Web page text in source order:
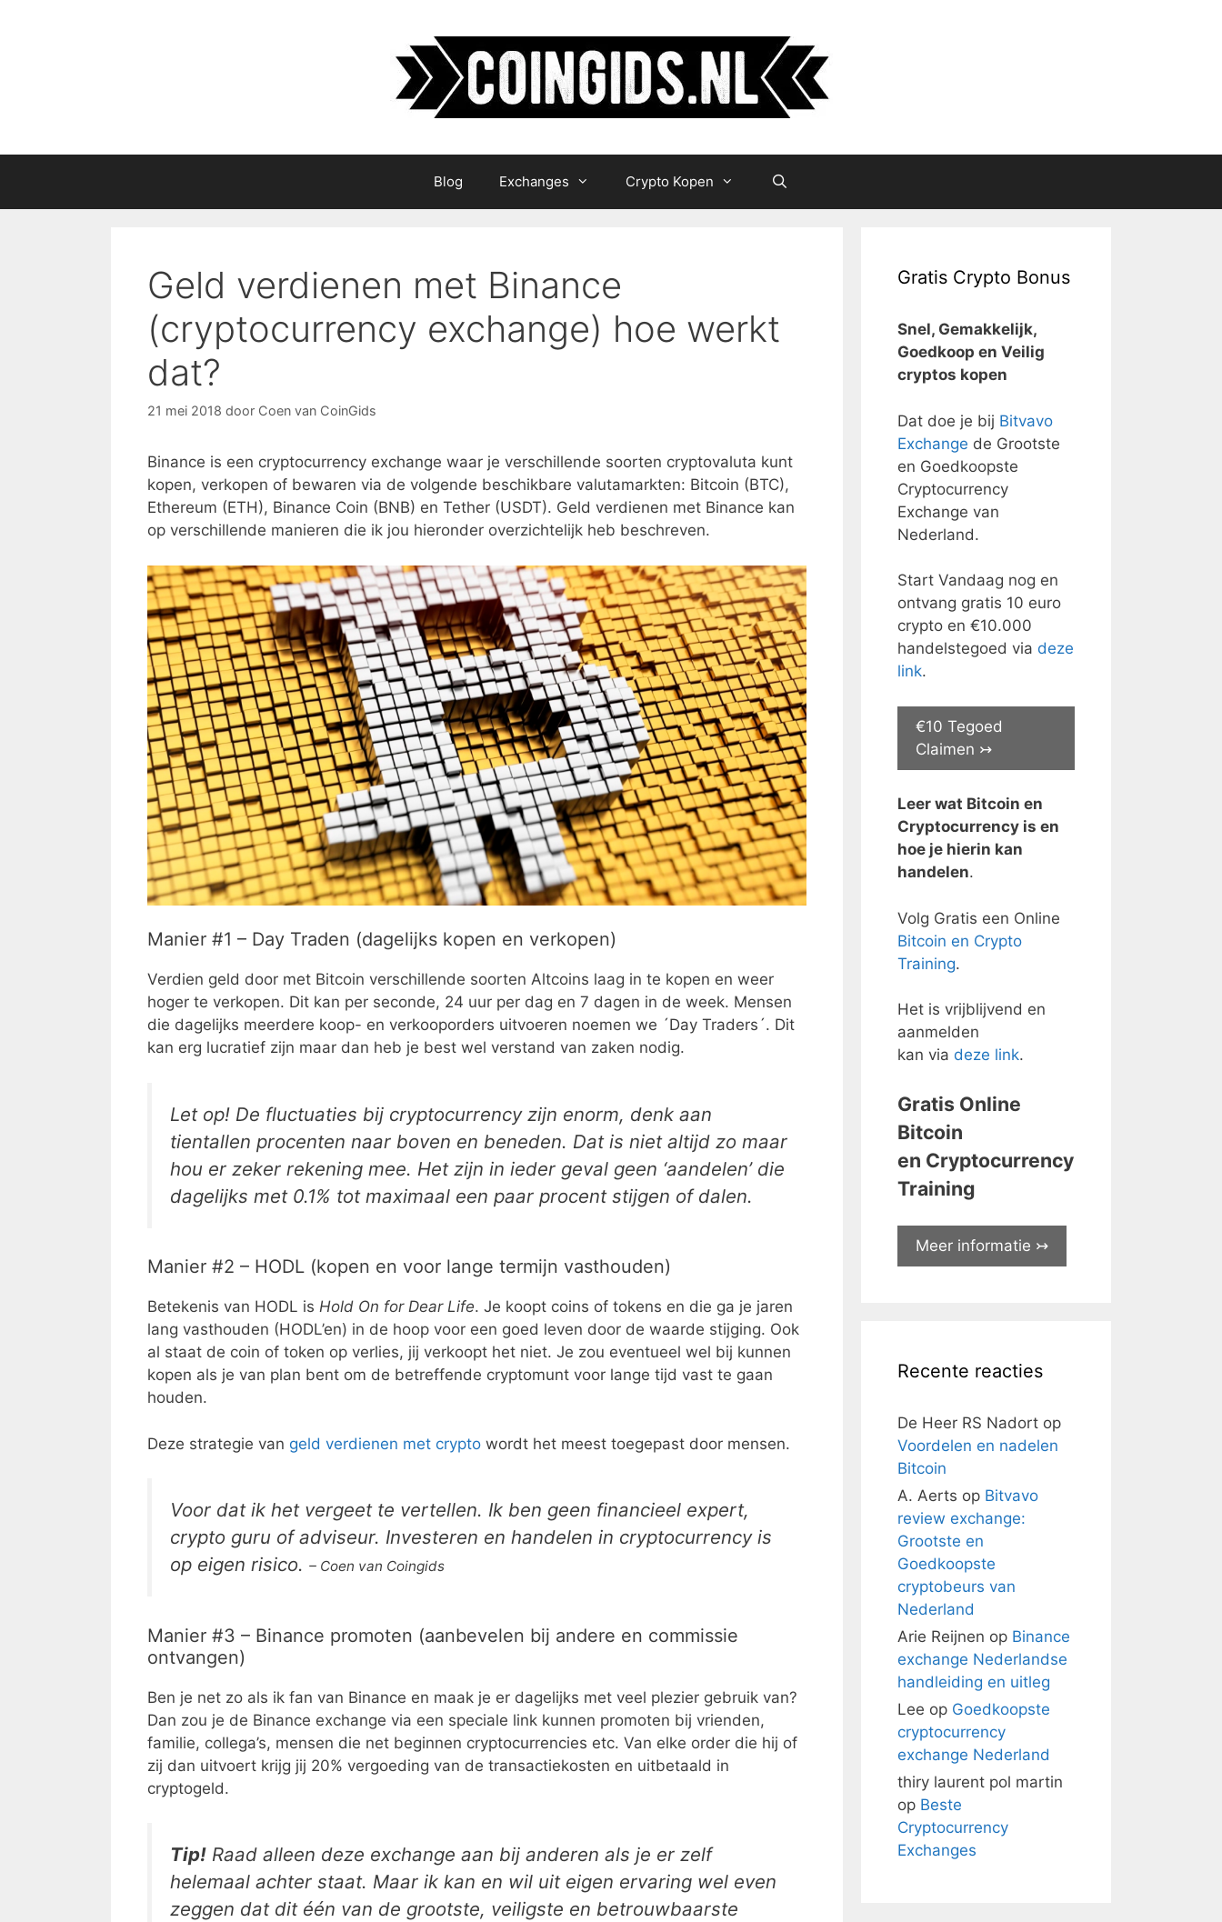
Blog Exchanges Crypto Kopen
Geld verdienen met Binance
(cryptocurrency exchange) hoe werkt
dat?
21 mei 2018 door Coen van CoinGids
Binance is een cryptocurrency exchange waar je verschillende soorten cryptovaluta kunt
kopen, verkopen of bewaren via de volgende beschikbare valutamarkten: Bitcoin (BTC),
Ethereum (ETH), Binance Coin (BNB) en Tether (USDT). Geld verdienen met Binance kan
op verschillende manieren die ik jou hieronder overzichtelijk heb beschreven.
Manier #1 – Day Traden (dagelijks kopen en verkopen)
Verdien geld door met Bitcoin verschillende soorten Altcoins laag in te kopen en weer
hoger te verkopen. Dit kan per seconde, 24 uur per dag en 7 dagen in de week. Mensen
die dagelijks meerdere koop- en verkooporders uitvoeren noemen we ´Day Traders´. Dit
kan erg lucratief zijn maar dan heb je best wel verstand van zaken nodig.
Let op! De fluctuaties bij cryptocurrency zijn enorm, denk aan
tientallen procenten naar boven en beneden. Dat is niet altijd zo maar
hou er zeker rekening mee. Het zijn in ieder geval geen ‘aandelen’ die
dagelijks met 0.1% tot maximaal een paar procent stijgen of dalen.
Manier #2 – HODL (kopen en voor lange termijn vasthouden)
Betekenis van HODL is Hold On for Dear Life. Je koopt coins of tokens en die ga je jaren
lang vasthouden (HODL’en) in de hoop voor een goed leven door de waarde stijging. Ook
al staat de coin of token op verlies, jij verkoopt het niet. Je zou eventueel wel bij kunnen
kopen als je van plan bent om de betreffende cryptomunt voor lange tijd vast te gaan
houden.
Deze strategie van geld verdienen met crypto wordt het meest toegepast door mensen.
Voor dat ik het vergeet te vertellen. Ik ben geen financieel expert,
crypto guru of adviseur. Investeren en handelen in cryptocurrency is
op eigen risico. – Coen van Coingids
Manier #3 – Binance promoten (aanbevelen bij andere en commissie
ontvangen)
Ben je net zo als ik fan van Binance en maak je er dagelijks met veel plezier gebruik van?
Dan zou je de Binance exchange via een speciale link kunnen promoten bij vrienden,
familie, collega’s, mensen die net beginnen cryptocurrencies etc. Van elke order die hij of
zij dan uitvoert krijg jij 20% vergoeding van de transactiekosten en uitbetaald in
cryptogeld.
Tip! Raad alleen deze exchange aan bij anderen als je er zelf
helemaal achter staat. Maar ik kan en wil uit eigen ervaring wel even
zeggen dat dit één van de grootste, veiligste en betrouwbaarste
Gratis Crypto Bonus
Snel, Gemakkelijk,
Goedkoop en Veilig
cryptos kopen
Dat doe je bij Bitvavo
Exchange de Grootste
en Goedkoopste
Cryptocurrency
Exchange van
Nederland.
Start Vandaag nog en
ontvang gratis 10 euro
crypto en €10.000
handelstegoed via deze
link.
€10 Tegoed
Claimen ↣
Leer wat Bitcoin en
Cryptocurrency is en
hoe je hierin kan
handelen.
Volg Gratis een Online
Bitcoin en Crypto
Training.
Het is vrijblijvend en
aanmelden
kan via deze link.
Gratis Online
Bitcoin
en Cryptocurrency
Training
Meer informatie ↣
Recente reacties
De Heer RS Nadort op
Voordelen en nadelen
Bitcoin
A. Aerts op Bitvavo
review exchange:
Grootste en
Goedkoopste
cryptobeurs van
Nederland
Arie Reijnen op Binance
exchange Nederlandse
handleiding en uitleg
Lee op Goedkoopste
cryptocurrency
exchange Nederland
thiry laurent pol martin
op Beste
Cryptocurrency
Exchanges